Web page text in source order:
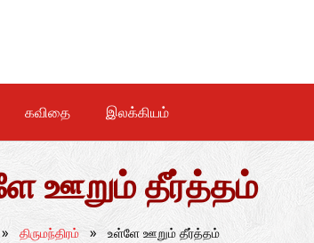
கவிதை இலக்கியம்
ஊறும் தீர்த்தம்
» திருமந்திரம் » உள்ளே ஊறும் தீர்த்தம்